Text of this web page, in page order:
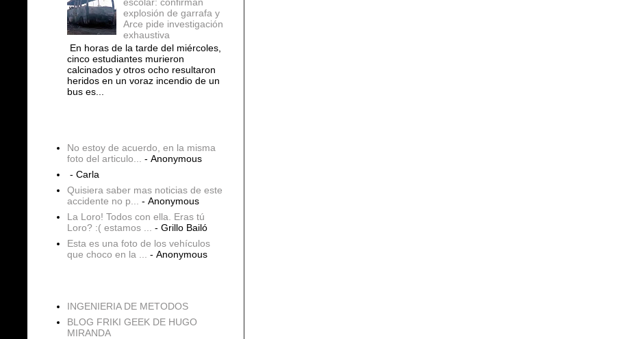
explosión de garrafa y
Arce pide investigación
exhaustiva
En horas de la tarde del miércoles,
cinco estudiantes murieron
calcinados y otros ocho resultaron
heridos en un voraz incendio de un
bus es...
No estoy de acuerdo, en la misma
foto del articulo...
- Anonymous
- Carla
Quisiera saber mas noticias de este
accidente no p...
- Anonymous
La Loro! Todos con ella. Eras tú
Loro? :( estamos ...
- Grillo Bailó
Esta es una foto de los vehículos
que choco en la ...
- Anonymous
INGENIERIA DE METODOS
BLOG FRIKI GEEK DE HUGO
MIRANDA